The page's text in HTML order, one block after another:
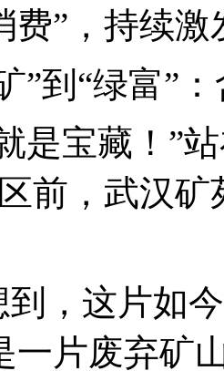
费”，持续
”到“绿富”：
是宝藏！”
前，武汉
到，这片如
一片废弃矿